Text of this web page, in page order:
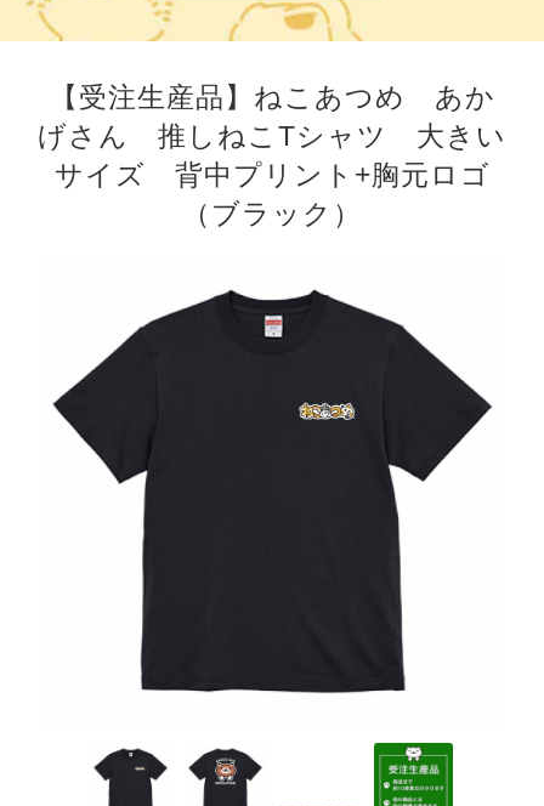
【受注生産品】ねこあつめ あか
げさん 推しねこTシャツ 大きい
サイズ 背中プリント+胸元ロゴ
（ブラック）